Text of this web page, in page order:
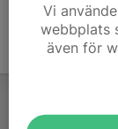
Vi
webbplats
även för